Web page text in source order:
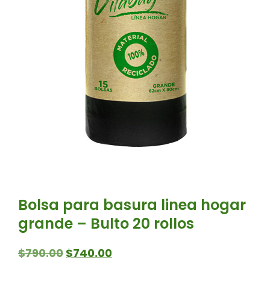
Bolsa para basura linea hogar
grande – Bulto 20 rollos
$790.00 $740.00